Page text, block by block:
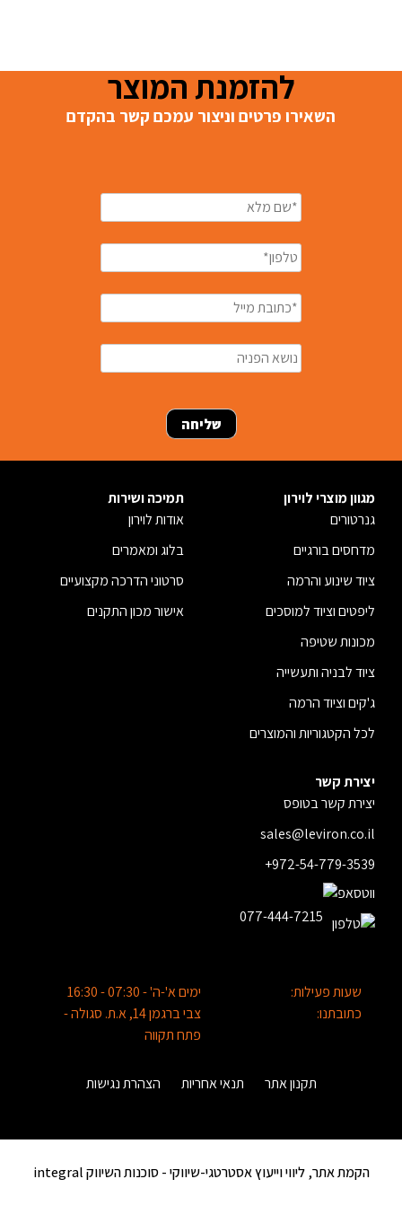
להזמנת המוצר
השאירו פרטים וניצור עמכם קשר בהקדם
מגוון מוצרי לוירון
גנרטורים
מדחסים בורגיים
ציוד שינוע והרמה
ליפטים וציוד למוסכים
מכונות שטיפה
ציוד לבניה ותעשייה
ג'קים וציוד הרמה
לכל הקטגוריות והמוצרים
תמיכה ושירות
אודות לוירון
בלוג ומאמרים
סרטוני הדרכה מקצועיים
אישור מכון התקנים
יצירת קשר
יצירת קשר בטופס
sales@leviron.co.il
+972-54-779-3539
077-444-7215
שעות פעילות:
ימים א'-ה' - 07:30 - 16:30
כתובתנו:
צבי ברגמן 14, א.ת. סגולה -
פתח תקווה
תקנון אתר תנאי אחריות הצהרת נגישות
הקמת אתר, ליווי וייעוץ אסטרטגי-שיווקי -סוכנות השיווק integral